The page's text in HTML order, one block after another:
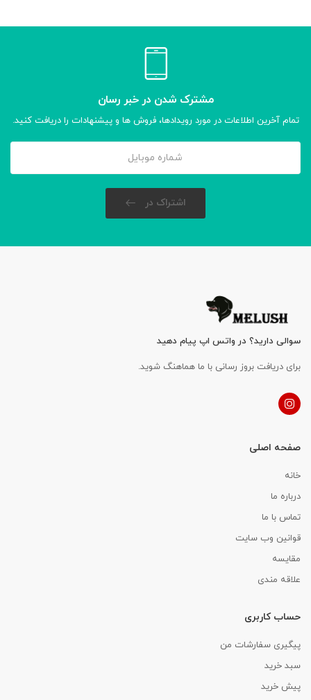
مشترک شدن در خبر رسان
تمام آخرین اطلاعات در مورد رویدادها، فروش ها و پیشنهادات را دریافت کنید.
اشتراک در
سوالی دارید؟ در واتس اپ پیام دهید
برای دریافت بروز رسانی با ما هماهنگ شوید.
صفحه اصلی
خانه
درباره ما
تماس با ما
قوانین وب سایت
مقایسه
علاقه مندی
حساب کاربری
پیگیری سفارشات من
سبد خرید
پیش خرید